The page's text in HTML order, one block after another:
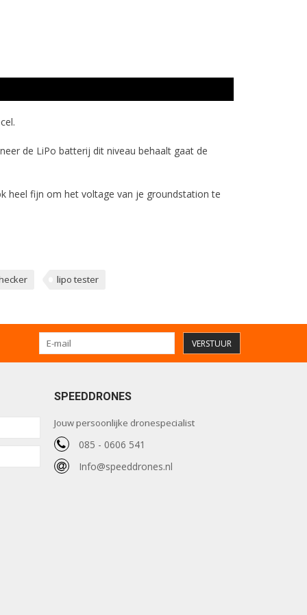
de LiPo batterij dit niveau behaalt gaat de
heel fijn om het voltage van je groundstation te
lipo tester
VERSTUUR
SPEEDDRONES
Jouw persoonlijke dronespecialist
085 - 0606 541
Info@speeddrones.nl